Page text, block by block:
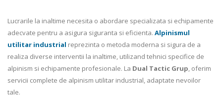
Lucrarile la inaltime necesita o abordare specializata si echipamente
adecvate pentru a asigura siguranta si eficienta. Alpinismul
utilitar industrial reprezinta o metoda moderna si sigura de a
realiza diverse interventii la inaltime, utilizand tehnici specifice de
alpinism si echipamente profesionale. La Dual Tactic Grup, oferim
servicii complete de alpinism utilitar industrial, adaptate nevoilor
tale.